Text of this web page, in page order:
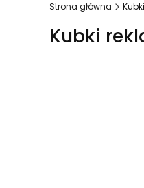
Strona główna
Kubki